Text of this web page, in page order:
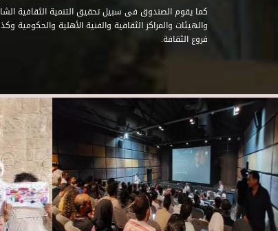
كما يقوم الصندوق فى سبيل تحقيق التنمية الثقافية
والهيئات والمراكز الثقافية والفنية الأهلية
فروع الثقافة.